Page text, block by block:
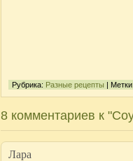
Рубрика: Разные рецепты |
8 комментариев к
Лара